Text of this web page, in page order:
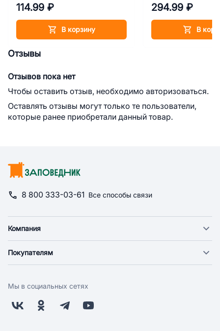
114.99 ₽
В корзину
294.99 ₽
В
Отзывы
Отзывов пока нет
Чтобы оставить отзыв, необходимо авторизоваться.
Оставлять отзывы могут только те пользователи,
которые ранее приобретали данный товар.
8 800 333-03-61 Все способы связи
Компания
Новости
Поставщикам
Заводчикам
Покупателям
Оплата
Бонусная программа
Мы в социальных сетях